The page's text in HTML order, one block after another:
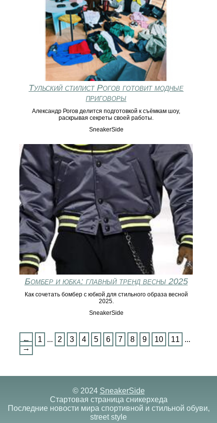
Тульский стилист Рогов готовит модные
приговоры
Александр Рогов делится подготовкой к съёмкам шоу,
раскрывая секреты своей работы.
SneakerSide
Бомбер и юбка: главный тренд весны 2025
Как сочетать бомбер с юбкой для стильного образа весной
2025.
SneakerSide
← 1 ... 2 3 4 5 6 7 8 9 10 11
...
→
© 2024 SneakerSide
Стартовая страница сникерхеда
Последние новости мира спортивной и стильной обуви,
street style